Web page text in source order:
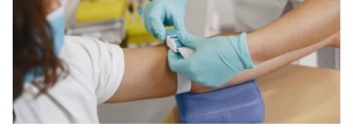
https://doi.org/10.1176/appi.books.9780890425596.744053
Díaz-Atienza, F., García Pablos, C., & Martín Romera, A.
(2004). Diagnóstico precoz de los Trastornos
Generalizados del Desarrollo.Revista de Psiquiatría y
Psicología Del Niño y Del Adolescente
(2), 127–144.
Retrieved from